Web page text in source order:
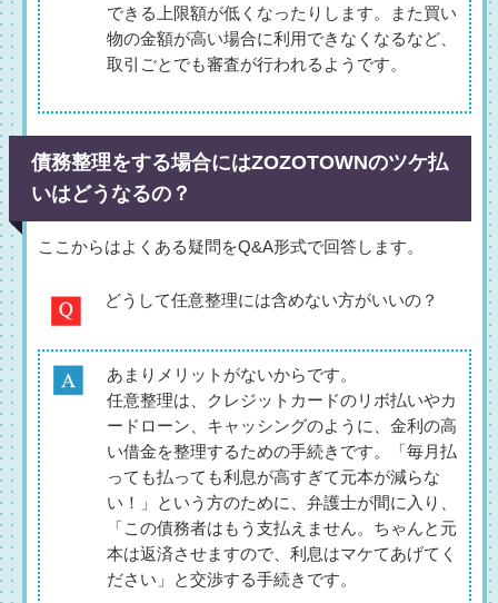
できる上限額が低くなったりします。また買い
物の金額が高い場合に利用できなくなるなど、
取引ごとでも審査が行われるようです。
債務整理をする場合にはZOZOTOWNのツケ払
いはどうなるの？
ここからはよくある疑問をQ&A形式で回答します。
どうして任意整理には含めない方がいいの？
あまりメリットがないからです。
任意整理は、クレジットカードのリボ払いやカ
ードローン、キャッシングのように、金利の高
い借金を整理するための手続きです。「毎月払
っても払っても利息が高すぎて元本が減らな
い！」という方のために、弁護士が間に入り、
「この債務者はもう支払えません。ちゃんと元
本は返済させますので、利息はマケてあげてく
ださい」と交渉する手続きです。